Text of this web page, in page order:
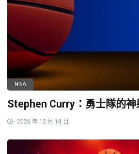
NBA
Stephen Curry：勇士隊的神
2026 年 12 月 18 日